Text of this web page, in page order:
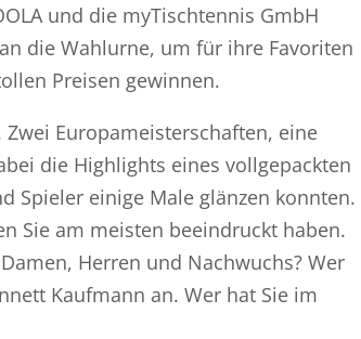
und die myTischtennis GmbH
die Wahlurne, um für ihre Favoriten
Preisen gewinnen.
Europameisterschaften, eine
die Highlights eines vollgepackten
Spieler einige Male glänzen konnten.
Sie am meisten beeindruckt haben.
Herren und Nachwuchs? Wer
Kaufmann an. Wer hat Sie im